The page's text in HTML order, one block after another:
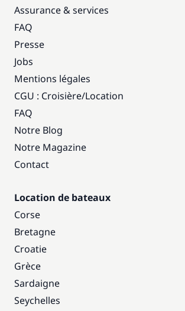
Assurance & services
FAQ
Presse
Jobs
Mentions légales
CGU : Croisière/Location
FAQ
Notre Blog
Notre Magazine
Contact
Location de bateaux
Corse
Bretagne
Croatie
Grèce
Sardaigne
Seychelles